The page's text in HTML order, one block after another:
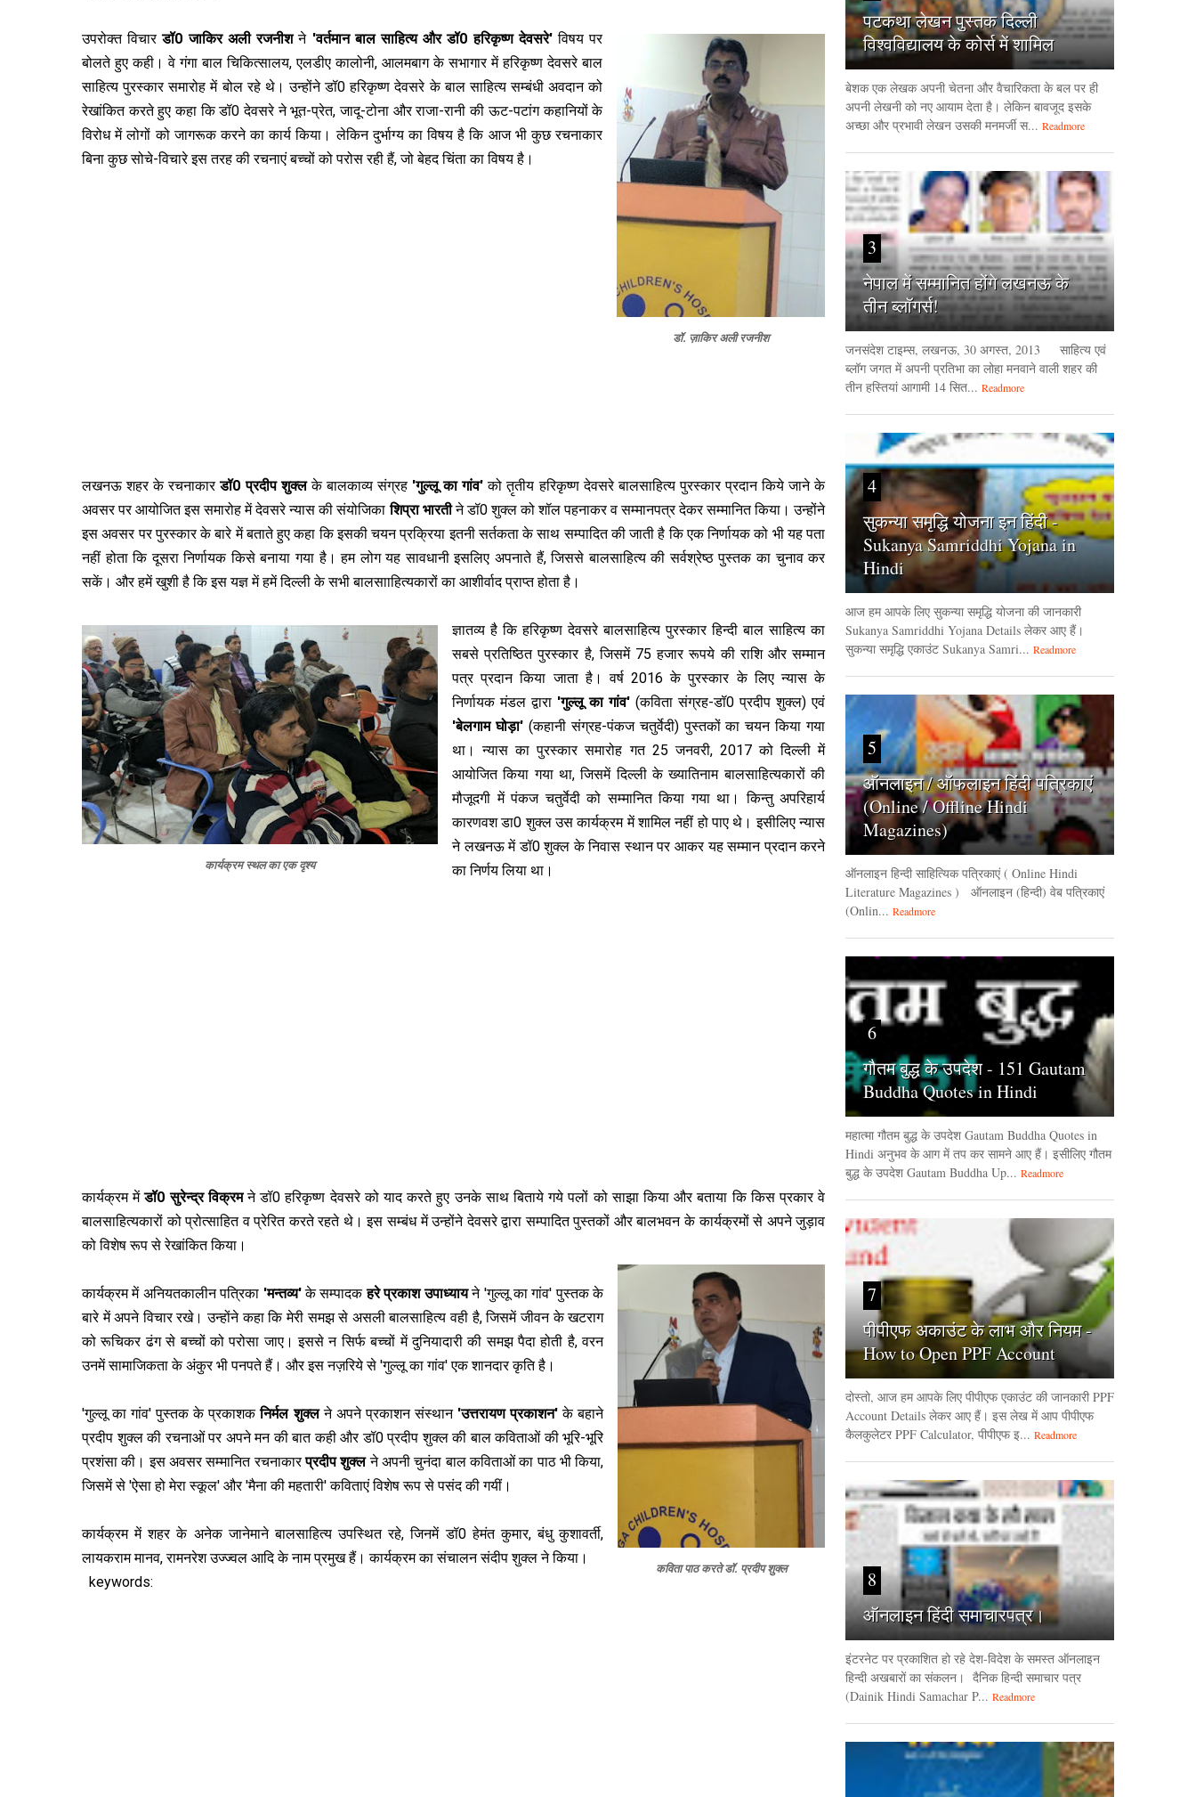
डॉ. ज़ाकिर अली रजनीश
उपरोक्त विचारडॉ0 जाकिर अली रजनीशने 'वर्तमान बाल साहित्य और डॉ0 हरिकृष्ण देवसरे'विषय पर
बोलते हुए कही। वे गंगा बाल चिकित्सालय, एलडीए कालोनी, आलमबाग के सभागार में हरिकृष्ण देवसरे बाल
साहित्य पुरस्कार समारोह में बोल रहे थे। उन्होंने डॉ0 हरिकृष्ण देवसरे के बाल साहित्य सम्बंधी अवदान को
रेखांकित करते हुए कहा कि डॉ0 देवसरे ने भूत-प्रेत, जादू-टोना और राजा-रानी की ऊट-पटांग कहानियों के
विरोध में लोगों को जागरूक करने का कार्य किया। लेकिन दुर्भाग्य का विषय है कि आज भी कुछ रचनाकार
बिना कुछ सोचे-विचारे इस तरह की रचनाएं बच्चों को परोस रही हैं, जो बेहद चिंता का विषय है।
लखनऊ शहर के रचनाकारडॉ0 प्रदीप शुक्लके बालकाव्य संग्रह 'गुल्लू का गांव'को त़ृतीय हरिकृष्ण देवसरे बालसाहित्य पुरस्कार प्रदान किये जाने के
अवसर पर आयोजित इस समारोह में देवसरे न्यास की संयोजिकाशि‍प्रा भारतीने डॉ0 शुक्ल को शॉल पहनाकर व सम्मानपत्र देकर सम्मानित किया। उन्होंने
इस अवसर पर पुरस्कार के बारे में बताते हुए कहा कि इसकी चयन प्रक्रिया इतनी सर्तकता के साथ सम्पादित की जाती है कि एक निर्णायक को भी यह पता
नहीं होता कि दूसरा निर्णायक किसे बनाया गया है। हम लोग यह सावधानी इसलिए अपनाते हैं, जिससे बालसाहित्य की सर्वश्रेष्ठ पुस्तक का चुनाव कर
सकें। और हमें खुशी है कि इस यज्ञ में हमें दिल्ली के सभी बालसााहित्यकारों का आशीर्वाद प्राप्त होता है।
कार्यक्रम स्थल का एक दृश्य
ज्ञातव्य है कि हरिकृष्ण देवसरे बालसाहित्य पुरस्कार हिन्दी बाल साहित्य का
सबसे प्रतिष्ठित पुरस्कार है, जिसमें 75 हजार रूपये की राश‍ि और सम्मान
पत्र प्रदान किया जाता है। वर्ष 2016 के पुरस्कार के लिए न्यास के
निर्णायक मंडल द्वारा 'गुल्लू का गांव' (कविता संग्रह-डॉ0 प्रदीप शुक्ल) एवं
'बेलगाम घोड़ा'(कहानी संग्रह-पंकज चतुर्वेदी) पुस्तकों का चयन किया गया
था। न्यास का पुरस्कार समारोह गत 25 जनवरी, 2017 को दिल्ली में
आयोजित किया गया था, जिसमें दिल्ली के ख्यातिनाम बालसाहित्यकारों की
मौजूदगी में पंकज चतुर्वेदी को सम्मानित किया गया था। किन्तु अपरिहार्य
कारणवश डा0 शुक्ल उस कार्यक्रम में शामिल नहीं हो पाए थे। इसीलिए न्यास
ने लखनऊ में डॉ0 शुक्ल के निवास स्थान पर आकर यह सम्मान प्रदान करने
का निर्णय लिया था।
कार्यक्रम मेंडॉ0 सुरेन्द्र विक्रमने डॉ0 हरिकृष्ण देवसरे को याद करते हुए उनके साथ बिताये गये पलों को साझा किया और बताया कि किस प्रकार वे
बालसाहित्यकारों को प्रोत्साहित व प्रेरित करते रहते थे। इस सम्बंध में उन्होंने देवसरे द्वारा सम्पादित पुस्तकों और बालभवन के कार्यक्रमों से अपने जुड़ाव
को विशेष रूप से रेखांकित किया।
कविता पाठ करते डॉ. प्रदीप शुक्ल
कार्यक्रम में अनियतकालीन पत्रिका 'मन्तव्य'के सम्पादकहरे प्रकाश उपाध्यायने 'गुल्लू का गांव' पुस्तक के
बारे में अपने विचार रखे। उन्होंने कहा कि मेरी समझ से असली बालसाहित्य वही है, जिसमें जीवन के खटराग
को रूचिकर ढंग से बच्चों को परोसा जाए। इससे न सिर्फ बच्चों में दुनियादारी की समझ पैदा होती है, वरन
उनमें सामाजिकता के अंकुर भी पनपते हैं। और इस नज़रिये से 'गुल्लू का गांव' एक शानदार कृति है।
'गुल्लू का गांव' पुस्तक के प्रकाशकनिर्मल शुक्लने अपने प्रकाशन संस्थान 'उत्तरायण प्रकाशन' के बहाने
प्रदीप शुक्ल की रचनाओं पर अपने मन की बात कही और डॉ0 प्रदीप शुक्ल की बाल कविताओं की भूरि-भूरि
प्रशंसा की। इस अवसर सम्मानित रचनाकारप्रदीप शुक्लने अपनी चुनंदा बाल कविताओं का पाठ भी किया,
जिसमें से 'ऐसा हो मेरा स्कूल' और 'मैना की महतारी' कविताएं विशेष रूप से पसंद की गयीं।
कार्यक्रम में शहर के अनेक जानेमाने बालसाहित्य उपस्थित रहे, जिनमें डॉ0 हेमंत कुमार, बंधु कुशावर्ती,
लायकराम मानव, रामनरेश उज्ज्वल आदि के नाम प्रमुख हैं। कार्यक्रम का संचालन संदीप शुक्ल ने किया।
keywords:
पटकथा लेखन पुस्तक दिल्ली
विश्वविद्यालय के कोर्स में शामिल
बेशक एक लेखक अपनी चेतना और वैचारिकता के बल पर ही
अपनी लेखनी को नए आयाम देता है। लेकिन बावजूद इसके
अच्छा और प्रभावी लेखन उसकी मनमर्जी स... Readmore
3
नेपाल में सम्मानित होंगे लखनऊ के
तीन ब्लॉगर्स!
जनसंदेश टाइम्‍स, लखनऊ, 30 अगस्‍त, 2013 साहित्य एवं
ब्लॉग जगत में अपनी प्रतिभा का लोहा मनवाने वाली शहर की
तीन हस्तियां आगामी 14 सित... Readmore
4
सुकन्या समृद्धि योजना इन हिंदी -
Sukanya Samriddhi Yojana in
Hindi
आज हम आपके लिए सुकन्या समृद्धि योजना की जानकारी
Sukanya Samriddhi Yojana Details लेकर आए हैं।
सुकन्या समृद्धि एकाउंट Sukanya Samri... Readmore
5
ऑनलाइन / ऑफलाइन हिंदी पत्रिकाएं
(Online / Offline Hindi
Magazines)
ऑनलाइन हिन्‍दी साहित्यिक पत्रिकाएं ( Online Hindi
Literature Magazines ) ऑनलाइन (हिन्‍दी) वेब पत्रिकाएं
(Onlin... Readmore
6
गौतम बुद्ध के उपदेश - 151 Gautam
Buddha Quotes in Hindi
महात्मा गौतम बुद्ध के उपदेश Gautam Buddha Quotes in
Hindi अनुभव के आग में तप कर सामने आए हैं। इसीलिए गौतम
बुद्ध के उपदेश Gautam Buddha Up... Readmore
7
पीपीएफ अकाउंट के लाभ और नियम -
How to Open PPF Account
दोस्तो, आज हम आपके लिए पीपीएफ एकाउंट की जानकारी PPF
Account Details लेकर आए हैं। इस लेख में आप पीपीएफ
कैलकुलेटर PPF Calculator, पीपीएफ इ... Readmore
8
ऑनलाइन हिंदी समाचारपत्र।
इंटरनेट पर प्रकाशित हो रहे देश-विदेश के समस्त ऑनलाइन
हिन्दी अखबारों का संकलन। दैनिक हिन्‍दी समाचार पत्र
(Dainik Hindi Samachar P... Readmore